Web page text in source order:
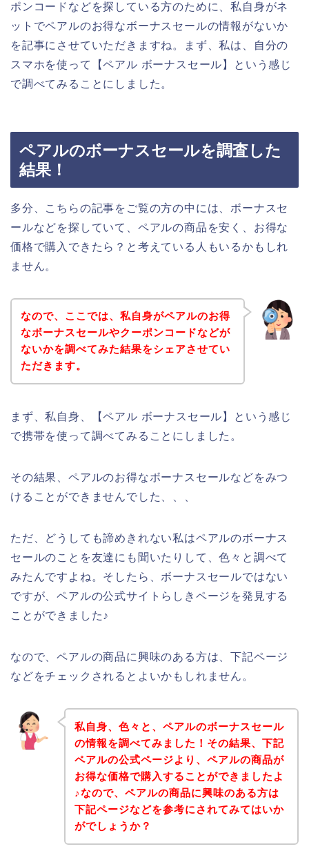
ポンコードなどを探している方のために、私自身がネ
ットでペアルのお得なボーナスセールの情報がないか
を記事にさせていただきますね。まず、私は、自分の
スマホを使って【ペアル ボーナスセール】という感じ
で調べてみることにしました。
ペアルのボーナスセールを調査した
結果！
多分、こちらの記事をご覧の方の中には、ボーナスセ
ールなどを探していて、ペアルの商品を安く、お得な
価格で購入できたら？と考えている人もいるかもしれ
ません。
なので、ここでは、私自身がペアルのお得
なボーナスセールやクーポンコードなどが
ないかを調べてみた結果をシェアさせてい
ただきます。
まず、私自身、【ペアル ボーナスセール】という感じ
で携帯を使って調べてみることにしました。
その結果、ペアルのお得なボーナスセールなどをみつ
けることができませんでした、、、
ただ、どうしても諦めきれない私はペアルのボーナス
セールのことを友達にも聞いたりして、色々と調べて
みたんですよね。そしたら、ボーナスセールではない
ですが、ペアルの公式サイトらしきページを発見する
ことができました♪
なので、ペアルの商品に興味のある方は、下記ページ
などをチェックされるとよいかもしれません。
私自身、色々と、ペアルのボーナスセール
の情報を調べてみました！その結果、下記
ペアルの公式ページより、ペアルの商品が
お得な価格で購入することができましたよ
♪なので、ペアルの商品に興味のある方は
下記ページなどを参考にされてみてはいか
がでしょうか？